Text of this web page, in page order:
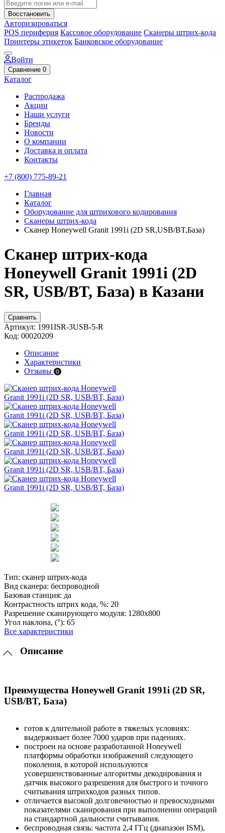
Восстановить
Авторизироваться
POS периферия Кассовое оборудование Сканеры штрих-кода
Принтеры этикеток Банковское оборудование
Войти
Сравнение 0
Каталог
Распродажа
Акции
Наши услуги
Бренды
Новости
О компании
Доставка и оплата
Контакты
+7 (800) 775-89-21
Главная
Каталог
Оборудование для штрихового кодирования
Сканеры штрих-кода
Сканер Honeywell Granit 1991i (2D SR,USB/BT,База)
Сканер штрих-кода
Honeywell Granit 1991i (2D
SR, USB/BT, База) в Казани
Сравнить
Артикул: 1991ISR-3USB-5-R
Код: 00020209
Описание
Характеристики
Отзывы 0
Тип: сканер штрих-кода
Вид сканера: беспроводной
Базовая станция: да
Контрастность штрих кода, %: 20
Разрешение сканирующего модуля: 1280х800
Угол наклона, (°): 65
Все характеристики
Описание
Преимущества Honeywell Granit 1991i (2D SR,
USB/BT, База)
готов к длительной работе в тяжелых условиях:
выдерживает более 7000 ударов при падениях.
построен на основе разработанной Honeywell
платформы обработки изображений следующего
поколения, в которой используются
усовершенствованные алгоритмы декодирования и
датчик высокого разрешения для быстрого и точного
считывания штрихкодов разных типов.
отличается высокой долговечностью и превосходными
показателями сканирования при выполнении операций
на стандартной дальности считывания.
беспроводная связь: частота 2,4 ГГц (диапазон ISM),